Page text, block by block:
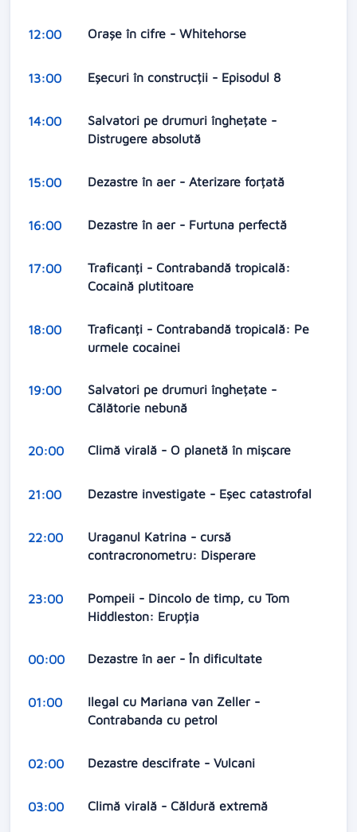
12:00 Orașe în cifre - Whitehorse
13:00 Eșecuri în construcții - Episodul 8
14:00
Salvatori pe drumuri înghețate -
Distrugere absolută
15:00 Dezastre în aer - Aterizare forțată
16:00 Dezastre în aer - Furtuna perfectă
17:00
Traficanți - Contrabandă tropicală:
Cocaină plutitoare
18:00
Traficanți - Contrabandă tropicală: Pe
urmele cocainei
19:00
Salvatori pe drumuri înghețate -
Călătorie nebună
20:00 Climă virală - O planetă în mișcare
21:00 Dezastre investigate - Eșec catastrofal
22:00
Uraganul Katrina - cursă
contracronometru: Disperare
23:00
Pompeii - Dincolo de timp, cu Tom
Hiddleston: Erupția
00:00 Dezastre în aer - În dificultate
01:00
Ilegal cu Mariana van Zeller -
Contrabanda cu petrol
02:00 Dezastre descifrate - Vulcani
03:00 Climă virală - Căldură extremă